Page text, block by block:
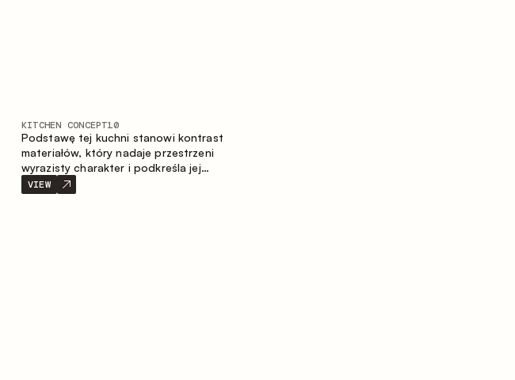
KITCHEN CONCEPT10
Podstawę tej kuchni stanowi kontrast
materiałów, który nadaje przestrzeni
wyrazisty charakter i podkreśla jej
indywidualność. Drewno, metal i szkło
tworzą spójną, zrównoważoną
VIEW